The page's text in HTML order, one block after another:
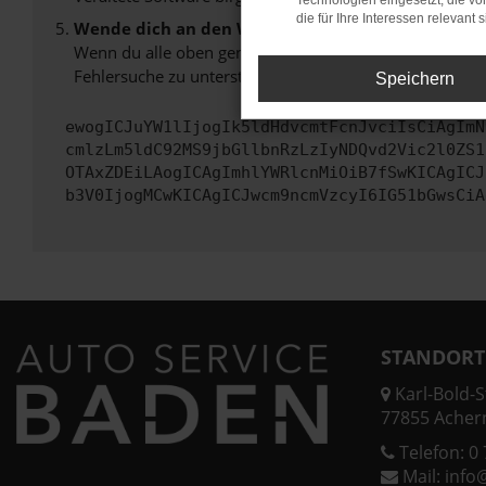
Wende dich an den Webseitenbetreiber.
Wenn du alle oben genannten Schritte versucht hast,
Fehlersuche zu unterstützen:
Karl-Bold-
77855
Telefon: 0
Mail:
die für Ihre Interessen relevant
Speichern